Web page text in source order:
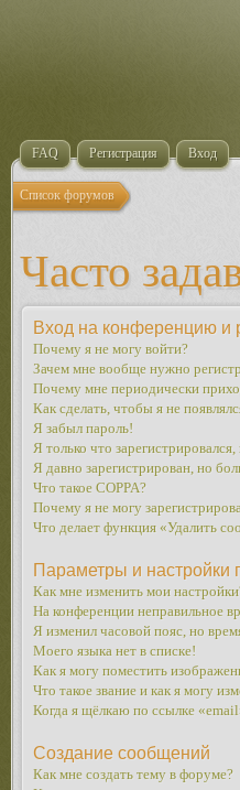
FAQ Регистрация Вход
Список форумов
Часто
Вход на конференцию и
Почему я не могу войти?
Зачем мне вообще нужно
Почему мне периодически
Как сделать, чтобы я не
Я забыл пароль!
Я только что
Я давно зарегистрирован, но
Что такое COPPA?
Почему я не могу
Что делает функция «Удалить
Параметры и настройки
Как мне изменить мои
На конференции неправильное
Я изменил часовой пояс, но
Моего языка нет в списке!
Как я могу поместить
Что такое звание и как я могу
Когда я щёлкаю по ссылке
Создание сообщений
Как мне создать тему в форуме?